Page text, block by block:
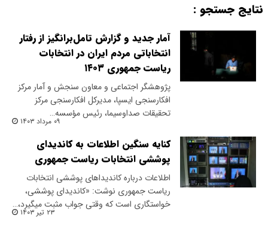
نتایج جستجو :
آمار جدید و گزارش تامل‌برانگیز از رفتار
انتخاباتی مردم ایران در انتخابات
ریاست جمهوری ۱۴۰۳
پژوهشگر اجتماعی و معاون سنجش و آمار مرکز
افکار‌سنجی ایسپا، مدیرکل افکارسنجی مرکز
تحقیقات صداوسیما، رئیس مؤسسه…
۰۹ مرداد ۱۴۰۳
کنایه سنگین اطلاعات به کاندیدای
پوششی انتخابات ریاست جمهوری
اطلاعات درباره کاندیداهای پوششی انتخابات
ریاست جمهوری نوشت: «کاندیدای پوششی،
خواستگاری است که وقتی جواب مثبت میگیرد،…
۲۳ تیر ۱۴۰۳